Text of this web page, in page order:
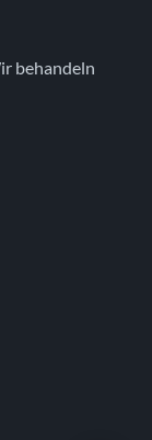
behandeln